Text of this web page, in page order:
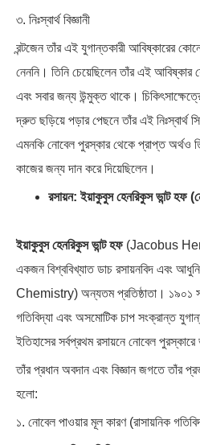
৩. নিঃস্বার্থ বিজ্ঞানী
রন্টজেন তাঁর এই যুগান্তকারী আবিষ্কারের
নেননি। তিনি চেয়েছিলেন তাঁর এই আবিষ্কার
এবং সবার জন্য উন্মুক্ত থাকে।
দ্রুত ছড়িয়ে পড়ার পেছনে তাঁর এই নিঃস্বার্থ
এমনকি নোবেল পুরস্কার থেকে প্রাপ্ত অর্থও
কাজের জন্য দান করে দিয়েছিলেন।
রসায়ন: ইয়াকুবুস হেনরিকুস ভান্ট হফ
ইয়াকুবুস হেনরিকুস ভান্ট হফ(Jacobus
একজন বিশ্ববিখ্যাত ডাচ রসায়নবিদ এবং
Chemistry) অন্যতম প্রতিষ্ঠাতা। ১৯০১
গতিবিদ্যা এবং অসমোটিক চাপ সংক্রান্ত
ইতিহাসের সর্বপ্রথম রসায়নে নোবেল
তাঁর প্রধান অবদান এবং বিজ্ঞান জগতে তাঁর
হলো:
১. নোবেল পাওয়ার মূল কারণ (রাসায়নিক